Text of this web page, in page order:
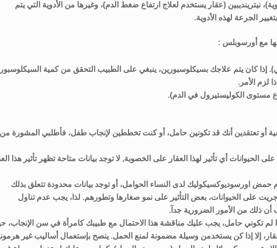
نيترينديبين (عقار يستخدم لعلاج ارتفاع ضغط الدم)، وغيرها من الأدوية التي يتم
الجرعة لهذه الأدوية.
مع أورسوبلس :
إذا كان يتم علاجك بسيكلوسبورين، ينبغي على الطبيب التحقق من كمية
لزم الأمر.
مستوى الكوليستيرول في الدم).
أو تعتقدين أنك قد تكونين حامل، أو كنت تخططين لإنجاب طفل، فأطلبي المشورة من
الحيوانات أي تأثير لهذا العقار على الخصوبة, لا توجد بيانات متاحة تظهر تأثير هذا
حمض اورسوديوكسيكوليك لدى النساء الحوامل، أو توجد بيانات محدودة تتعلق بذلك
على الحيوانات، بعض التأثير على نمو صغارها وتطورهم. لذا، يجب عدم تناول
أن ذلك من الأمور الضرورية جدآ.
لم تكوني حامل، يجب عليك مناقشة هذا الاحتمال مع طبيبك كامرأة في سن الإنجاب،
إلا إذا كن يستخدمن وسيلة مضمونة لمنع الحمل. ينصح بإستعمال أساليب غير